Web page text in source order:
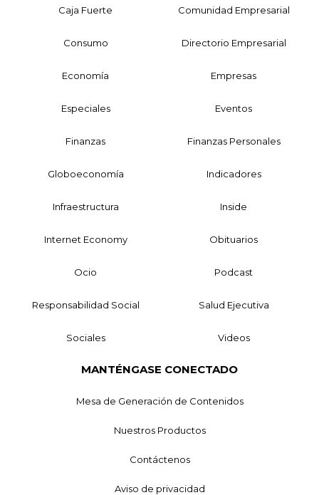
Caja Fuerte Comunidad Empresarial
Consumo Directorio Empresarial
Economía Empresas
Especiales Eventos
Finanzas Finanzas Personales
Globoeconomía Indicadores
Infraestructura Inside
Internet Economy Obituarios
Ocio Podcast
Responsabilidad Social Salud Ejecutiva
Sociales Videos
MANTÉNGASE CONECTADO
Mesa de Generación de Contenidos
Nuestros Productos
Contáctenos
Aviso de privacidad